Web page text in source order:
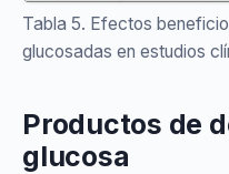
Tabla 5. Efectos
glucosadas en estudios
Productos de
glucosa